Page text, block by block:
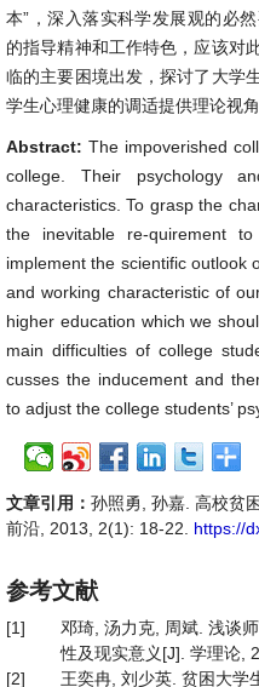
本”，深入落实科学发展观的必
的指导精神和工作特色，应该对
临的主要困境出发，探讨了大学
学生心理健康的调适提供理论视角
Abstract: The impoverished
college. Their psychology
characteristics. To grasp the
the inevitable re-quirement
implement the scientific outlook
and working characteristic of
higher education which we
main difficulties of college
cusses the inducement and
to adjust the college students’
文章引用： 孙照勇, 孙嘉. 高校贫
前沿, 2013, 2(1): 18-22. https://
参考文献
[1]
邓琦, 汤力克, 周斌. 浅谈
性及现实意义[J]. 学理论,
[2]
王奕冉, 刘少英. 贫困大学